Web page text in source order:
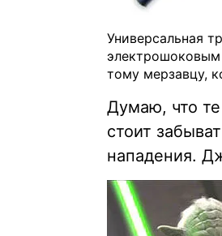
Универсальная
тому мерзавцу,
Думаю, что те
стоит
нападения.